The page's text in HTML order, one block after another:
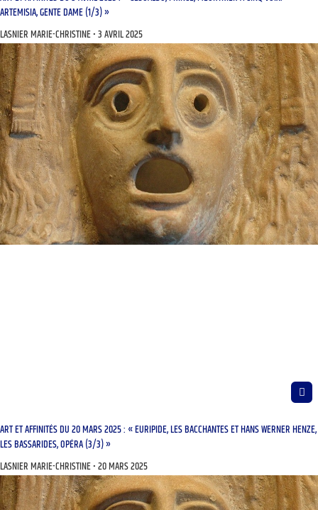
ARTEMISIA, GENTE DAME (1/3) »
LASNIER MARIE-CHRISTINE 3 AVRIL 2025
ART ET AFFINITÉS DU 20 MARS 2025 : « EURIPIDE, LES BACCHANTES ET HANS WERNER HENZE,
LES BASSARIDES, OPÉRA (3/3) »
LASNIER MARIE-CHRISTINE 20 MARS 2025